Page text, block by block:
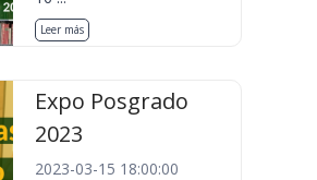
Leer más
Expo Posgrado
2023
2023-03-15 18:00:00